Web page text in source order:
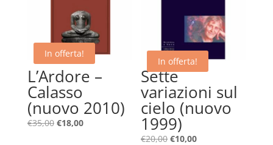
In offerta!
L’Ardore –
Calasso
(nuovo 2010)
€35,00 Il
€18,00Il
In offerta!
Sette
variazioni sul
cielo (nuovo
1999)
€20,00 Il
€10,00Il